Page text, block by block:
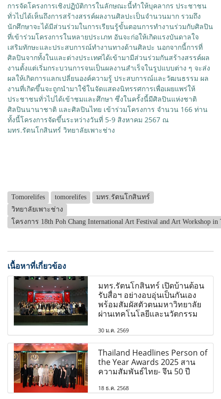
การจัดโครงการเชิงปฏิบัติการในลักษณะนี้ทำให้บุคลากร ประชาชน
ทั่วไปได้เห็นถึงการสร้างสรรค์ผลงานศิลปะเป็นจำนวนมาก รวมถึง
นักศึกษาจะได้มีส่วนร่วมในการเรียนรู้ขั้นตอนการทำงานร่วมกับศิลปิน
ที่เข้าร่วมโครงการในหลายประเภท อันจะก่อให้เกิดแรงบันดาลใจ
เสริมทักษะและประสบการณ์ทำงานทางด้านศิลปะ นอกจากนี้การที่
ศิลปินจากทั้งในและต่างประเทศได้เข้ามามีส่วนร่วมกันสร้างสรรค์ผล
งานตั้งแต่เริ่มกระบวนการจนเป็นผลงานสำเร็จในรูปแบบต่าง ๆ จะส่ง
ผลให้เกิดการแลกเปลี่ยนองค์ความรู้ ประสบการณ์และวัฒนธรรม ผล
งานที่เกิดขึ้นจะถูกนำมาใช้ในจัดแสดงนิทรรศการเพื่อเผยแพร่ให้
ประชาชนทั่วไปได้เข้าชมและศึกษา ซึ่งในครั้งนี้มีศิลปินแห่งชาติ
ศิลปินนานาชาติ และศิลปินไทย เข้าร่วมโครงการ จำนวน 166 ท่าน
ทั้งนี้โครงการจัดขึ้นระหว่างวันที่ 5-9 สิงหาคม 2567 ณ
มทร.รัตนโกสินทร์ วิทยาลัยเพาะช่าง
Tomorelifes tomorelifes
มทร.รัตนโกสินทร์
วิทยาลัยเพาะช่าง
โครงการ 18th Poh Chang International Art Festival and Art Workshop in
เนื้อหาที่เกี่ยวข้อง
มทร.รัตนโกสินทร์ เปิดบ้านต้อน
รับสื่อฯ อย่างอบอุ่นเป็นกันเอง
พร้อมสัมผัสตัวตนมหาวิทยาลัย
ผ่านเทคโนโลยีและนวัตกรรม
30 ม.ค. 2569
Thailand Headlines Person of
the Year Awards 2025 สาน
ความสัมพันธ์ไทย- จึน 50 ปี
18 ธ.ค. 2568